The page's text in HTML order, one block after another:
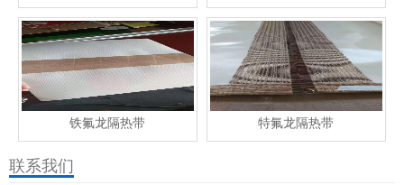
铁氟龙隔热带 特氟龙隔热带
联系我们